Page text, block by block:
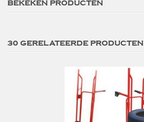
BEKEKEN PRODUCTEN
30 GERELATEERDE PRODUCTEN